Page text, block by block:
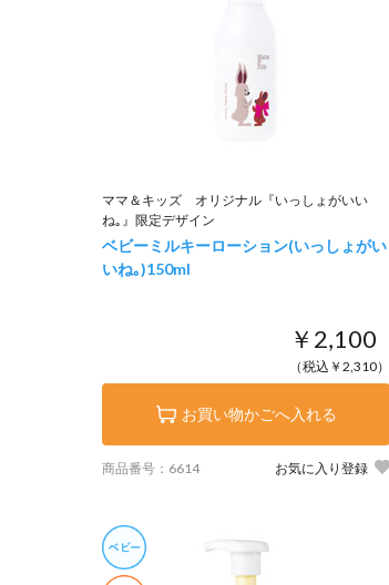
ママ＆キッズ オリジナル『いっしょがいい
ね｡』限定デザイン
ベビーミルキーローション(いっしょがい
いね｡)150ml
￥2,100
（税込￥2,310）
お買い物かごへ入れる
商品番号：6614 お気に入り登録